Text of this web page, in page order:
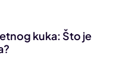
kuka: Što je